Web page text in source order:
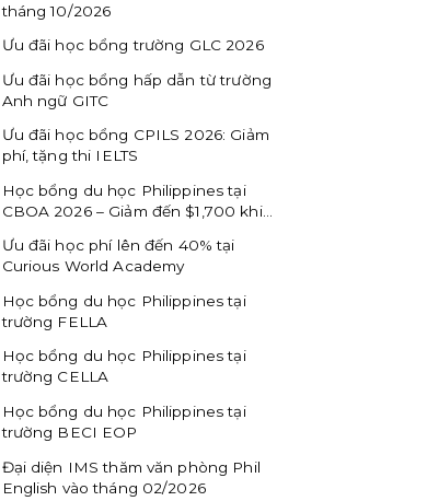
tháng 10/2026
Ưu đãi học bổng trường GLC 2026
Ưu đãi học bổng hấp dẫn từ trường
Anh ngữ GITC
Ưu đãi học bổng CPILS 2026: Giảm
phí, tặng thi IELTS
Học bổng du học Philippines tại
CBOA 2026 – Giảm đến $1,700 khi
Ưu đãi học phí lên đến 40% tại
Curious World Academy
Học bổng du học Philippines tại
trường FELLA
Học bổng du học Philippines tại
trường CELLA
Học bổng du học Philippines tại
trường BECI EOP
Đại diện IMS thăm văn phòng Phil
English vào tháng 02/2026